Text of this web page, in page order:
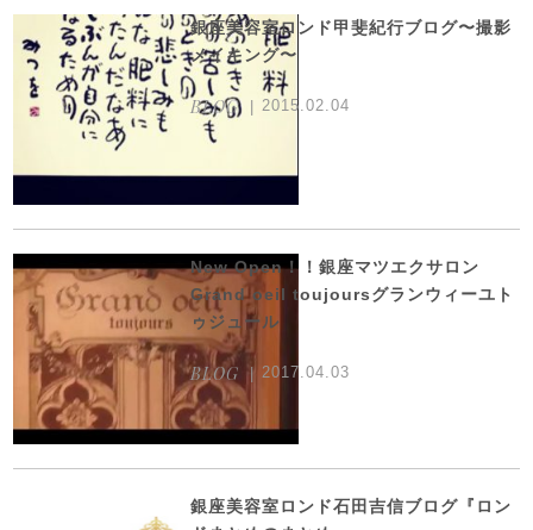
銀座美容室ロンド甲斐紀行ブログ〜撮影
メイキング〜
BLOG 2015.02.04
New Open！！銀座マツエクサロン
Grand oeil toujoursグランウィーユト
ゥジュール
BLOG 2017.04.03
銀座美容室ロンド石田吉信ブログ『ロン